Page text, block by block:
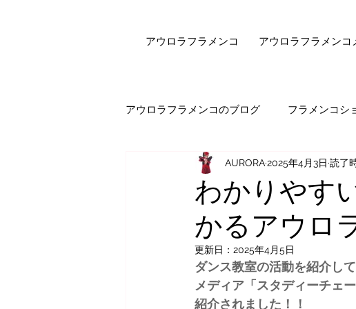
アウロラフラメンコ アウロラフラメンコ
アウロラフラメンコのブログ フラメンコシ
健康・美容 フラメンコダンサー驚き
オンラインレッスン エピソード・ゼ
セビジャーナスについて 先生の気持ち
わかりやす
かるアウロ
AURORA2025年4月3日 読了
更新日： 2025年4月5日
ダンス教室の活動を紹介し
メディア「スタディーチェ
紹介されました！！